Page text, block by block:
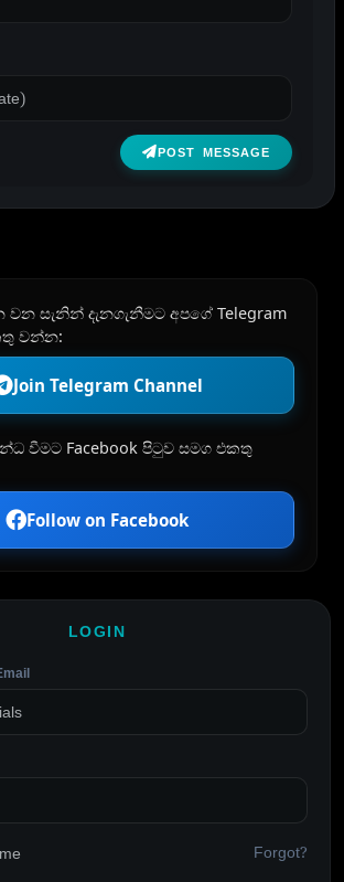
POST MESSAGE
වන සැනින් දැනගැනීමට අපගේ Telegram
වන්න:
Join Telegram Channel
වීමට Facebook පිටුව සමග එකතු
Follow on Facebook
LOGIN
Forgot?